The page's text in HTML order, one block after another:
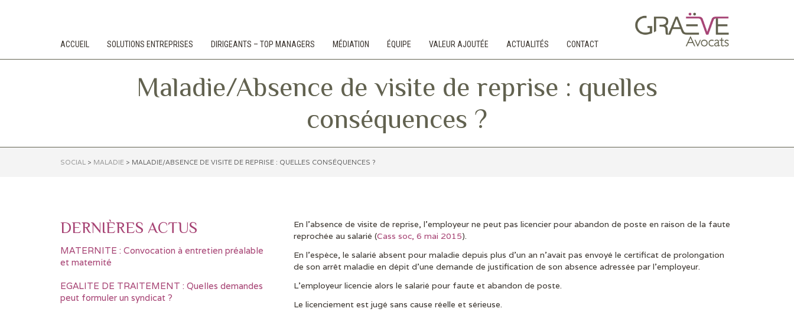
ACCUEIL SOLUTIONS ENTREPRISES DIRIGEANTS – TOP MANAGERS MÉDIATION ÉQUIPE VALEUR AJOUTÉE ACTUALITÉS CONTACT
Maladie/Absence de visite de reprise : quelles
conséquences ?
SOCIAL > MALADIE > MALADIE/ABSENCE DE VISITE DE REPRISE : QUELLES CONSÉQUENCES ?
En l’absence de visite de reprise, l’employeur ne peut pas licencier pour abandon de poste en raison de la faute
reprochée au salarié (Cass soc, 6 mai 2015).
En l’espèce, le salarié absent pour maladie depuis plus d’un an n’avait pas envoyé le certificat de prolongation
de son arrêt maladie en dépit d’une demande de justification de son absence adressée par l’employeur.
L’employeur licencie alors le salarié pour faute et abandon de poste.
Le licenciement est jugé sans cause réelle et sérieuse.
DERNIÈRES ACTUS
MATERNITE : Convocation à entretien préalable
et maternité
EGALITE DE TRAITEMENT : Quelles demandes
peut formuler un syndicat ?